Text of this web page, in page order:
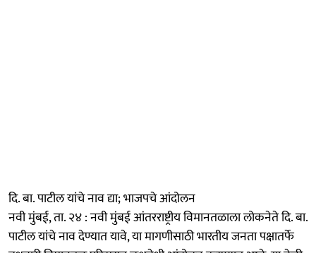
दि. बा. पाटील यांचे नाव द्या; भाजपचे आंदोलन
नवी मुंबई, ता. २४ : नवी मुंबई आंतरराष्ट्रीय विमानतळाला लोकनेते दि. बा.
पाटील यांचे नाव देण्यात यावे, या मागणीसाठी भारतीय जनता पक्षातर्फे